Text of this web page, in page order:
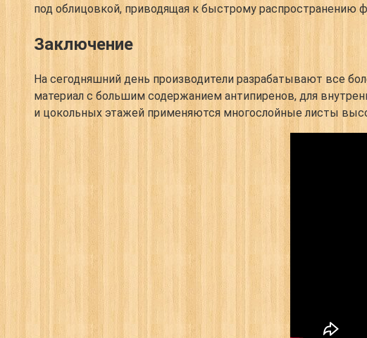
под облицовкой, приводящая к быстрому распространению
Заключение
На сегодняшний день производители разрабатывают все
материал с большим содержанием антипиренов, для
и цокольных этажей применяются многослойные листы